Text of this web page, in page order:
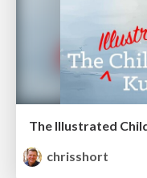
The Illustrated
chrisshort